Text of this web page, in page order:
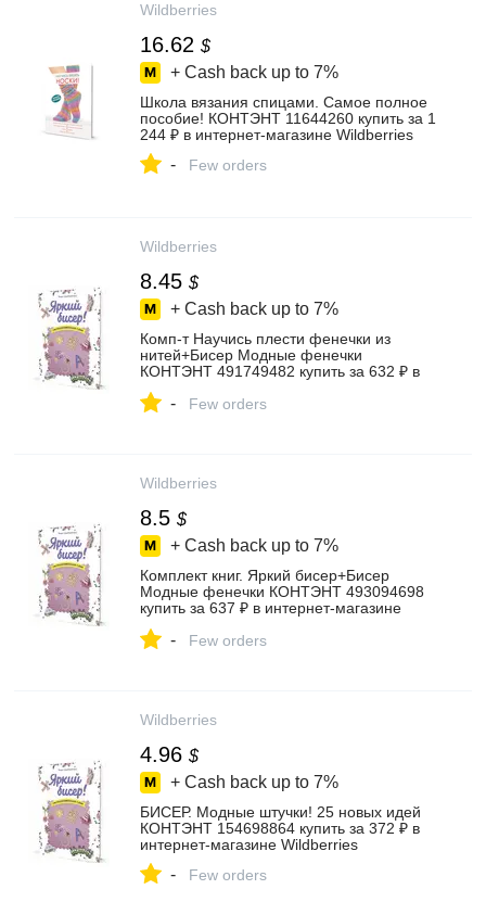
Wildberries
16.62 $
+ Cash back up to 7%
Школа вязания спицами. Самое полное
пособие! КОНТЭНТ 11644260 купить за 1
244 ₽ в интернет‑магазине Wildberries
- Few orders
Wildberries
8.45 $
+ Cash back up to 7%
Комп-т Научись плести фенечки из
нитей+Бисер Модные фенечки
КОНТЭНТ 491749482 купить за 632 ₽ в
- Few orders
Wildberries
8.5 $
+ Cash back up to 7%
Комплект книг. Яркий бисер+Бисер
Модные фенечки КОНТЭНТ 493094698
купить за 637 ₽ в интернет‑магазине
- Few orders
Wildberries
4.96 $
+ Cash back up to 7%
БИСЕР. Модные штучки! 25 новых идей
КОНТЭНТ 154698864 купить за 372 ₽ в
интернет‑магазине Wildberries
- Few orders